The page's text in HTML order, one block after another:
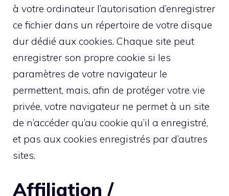
à votre ordinateur l’autorisation d’enregistrer
ce fichier dans un répertoire de votre disque
dur dédié aux cookies. Chaque site peut
enregistrer son propre cookie si les
paramètres de votre navigateur le
permettent, mais, afin de protéger votre vie
privée, votre navigateur ne permet à un site
de n’accéder qu’au cookie qu’il a enregistré,
et pas aux cookies enregistrés par d’autres
sites.
Affiliation /